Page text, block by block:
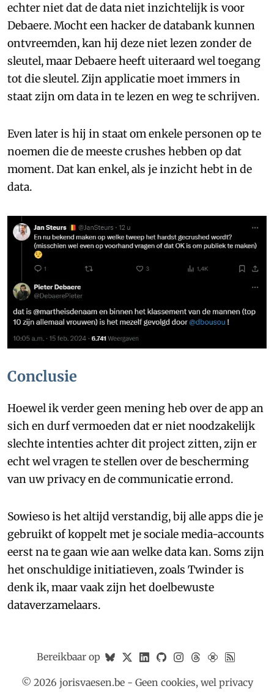
echter niet dat de data niet inzichtelijk is voor
Debaere. Mocht een hacker de databank kunnen
ontvreemden, kan hij deze niet lezen zonder de
sleutel, maar Debaere heeft uiteraard wel toegang
tot die sleutel. Zijn applicatie moet immers in
staat zijn om data in te lezen en weg te schrijven.
Even later is hij in staat om enkele personen op te
noemen die de meeste crushes hebben op dat
moment. Dat kan enkel, als je inzicht hebt in de
data.
Conclusie
Hoewel ik verder geen mening heb over de app an
sich en durf vermoeden dat er niet noodzakelijk
slechte intenties achter dit project zitten, zijn er
echt wel vragen te stellen over de bescherming
van uw privacy en de communicatie errond.
Sowieso is het altijd verstandig, bij alle apps die je
gebruikt of koppelt met je sociale media-accounts
eerst na te gaan wie aan welke data kan. Soms zijn
het onschuldige initiatieven, zoals Twinder is
denk ik, maar vaak zijn het doelbewuste
dataverzamelaars.
Bereikbaar op
© 2026 jorisvaesen.be - Geen cookies, wel privacy